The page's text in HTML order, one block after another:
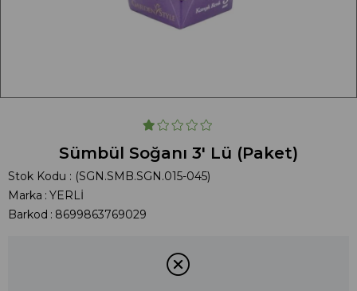
Sümbül Soğanı 3' Lü (Paket)
Stok Kodu
(SGN.SMB.SGN.015-045)
Marka : YERLİ
Barkod : 8699863769029